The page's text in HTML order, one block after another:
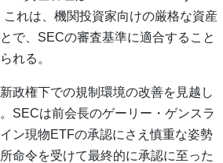
れは、機関投資家向けの厳格な資産
で、SECの審査基準に適合すること
れる。
政権下での規制環境の改善を見越し
SECは前会長のゲーリー・ゲンスラ
ン現物ETFの承認にさえ慎重な姿勢
命令を受けて最終的に承認に至った